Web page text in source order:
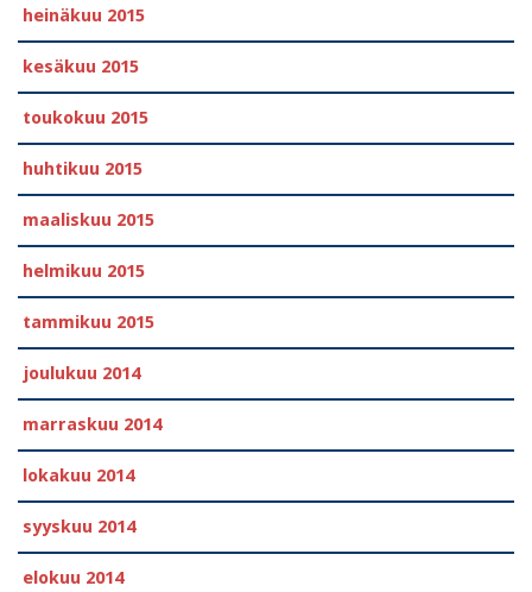
heinäkuu 2015
kesäkuu 2015
toukokuu 2015
huhtikuu 2015
maaliskuu 2015
helmikuu 2015
tammikuu 2015
joulukuu 2014
marraskuu 2014
lokakuu 2014
syyskuu 2014
elokuu 2014